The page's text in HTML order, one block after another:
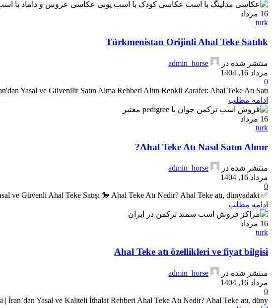
16 مرداد
turk
Türkmenistan Orijinli Ahal Teke Satılık
منتشر شده در
admin_horse
مرداد 16, 1404
0
Yasal ve Güvenilir Satın Alma Rehberi Altın Renkli Zarafet: Ahal Teke Atı Satı...
ادامه مطلب
16 مرداد
turk
Ahal Teke Atı Nasıl Satın Alınır?
منتشر شده در
admin_horse
مرداد 16, 1404
0
✅ Ahal Teke Atı Nasıl Satın Alınır? | İran’dan Yasal ve Güvenli Ahal Teke Satışı 🐎 Ahal Teke Atı Nedir? Ahal Teke atı, dünyadaki...
ادامه مطلب
16 مرداد
turk
Ahal Teke atı özellikleri ve fiyat bilgisi
منتشر شده در
admin_horse
مرداد 16, 1404
0
Yasal ve Kaliteli İthalat Rehberi Ahal Teke Atı Nedir? Ahal Teke atı, düny...